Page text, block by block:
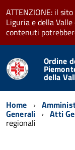
ATTENZIONE: il
Liguria e della
contenuti
Ordine
della
Home
Generali Atti
regionali